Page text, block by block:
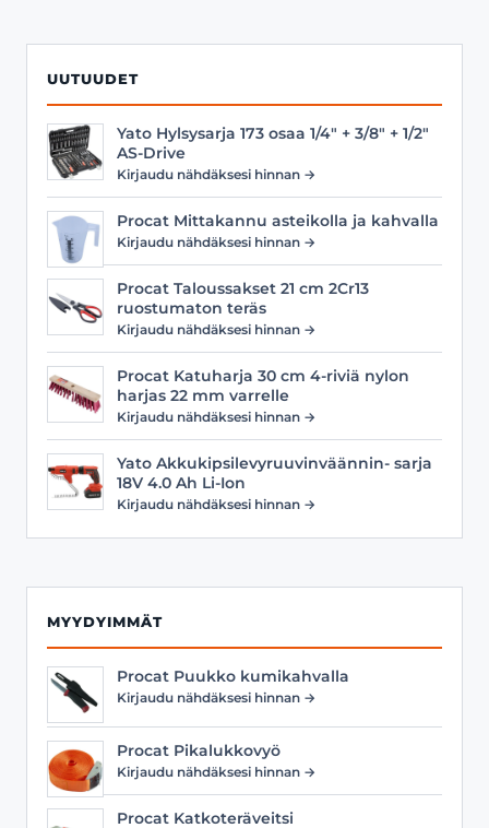
UUTUUDET
Yato Hylsysarja 173 osaa 1/4" + 3/8" + 1/2"
AS-Drive
Kirjaudu nähdäksesi hinnan →
Procat Mittakannu asteikolla ja kahvalla
Kirjaudu nähdäksesi hinnan →
Procat Taloussakset 21 cm 2Cr13
ruostumaton teräs
Kirjaudu nähdäksesi hinnan →
Procat Katuharja 30 cm 4-riviä nylon
harjas 22 mm varrelle
Kirjaudu nähdäksesi hinnan →
Yato Akkukipsilevyruuvinväännin- sarja
18V 4.0 Ah Li-Ion
Kirjaudu nähdäksesi hinnan →
MYYDYIMMÄT
Procat Puukko kumikahvalla
Kirjaudu nähdäksesi hinnan →
Procat Pikalukkovyö
Kirjaudu nähdäksesi hinnan →
Procat Katkoteräveitsi